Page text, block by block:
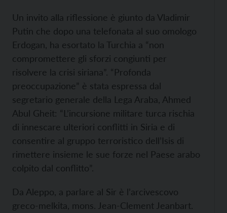
Un invito alla riflessione è giunto da Vladimir
Putin che dopo una telefonata al suo omologo
Erdogan, ha esortato la Turchia a “non
compromettere gli sforzi congiunti per
risolvere la crisi siriana”. “Profonda
preoccupazione” è stata espressa dal
segretario generale della Lega Araba, Ahmed
Abul Gheit: “L’incursione militare turca rischia
di innescare ulteriori conflitti in Siria e di
consentire al gruppo terroristico dell’Isis di
rimettere insieme le sue forze nel Paese arabo
colpito dal conflitto”.
Da Aleppo, a parlare al Sir è l’arcivescovo
greco-melkita, mons. Jean-Clement Jeanbart.